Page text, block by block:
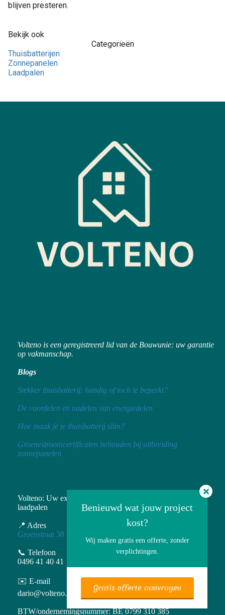
blijven presteren.
Bekijk ook
Categorieën
Thuisbatterijen
Zonnepanelen
Laadpalen
Volteno is een geregistreerd lid van de Bouwunie: uw garantie
op vakmanschap.
Blogs
Stekker thuisbatterij: handig of toch te beperkt?
De voordelen en nadelen van energiedelen
Hoe maak je je thuisbatterij slim?
Groenestroomcertificaten behouden bij uitbreiding
zonnepanelen
Volteno: Uw expert in zonnepanelen, thuisbatterijen en
laadpalen
📍 Adres
Groenstraat 38 Houthalen
📞 Telefoon
0496 41 40 41
✉️ E-mail
dario@volteno.be
BTW/ondernemingsnummer: BE 0799 310 385
Benieuwd wat jouw project
kost?
Wij maken gratis een offerte, zonder
verplichtingen.
Gratis offerte aanvragen